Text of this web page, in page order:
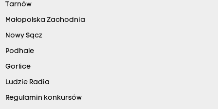
Tarnów
Małopolska Zachodnia
Nowy Sącz
Podhale
Gorlice
Ludzie Radia
Regulamin konkursów